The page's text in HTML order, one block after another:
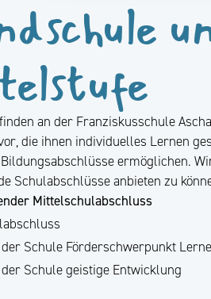
an der Franziskusschule
die ihnen individuelles Lernen
ermöglichen.
Schulabschlüsse anbieten zu
Mittelschulabschluss
Schule Förderschwerpunkt
Schule geistige Entwicklung